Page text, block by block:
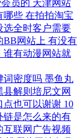
员的 天津网站
哪些 在拍拍淘宝
选全时客户需要
BB网站上 有没有
谁有动漫网站就
词密度吗 墨鱼丸
解则培尼文网
点也可以谢谢 10
链是怎么来的有
互联网广告视频